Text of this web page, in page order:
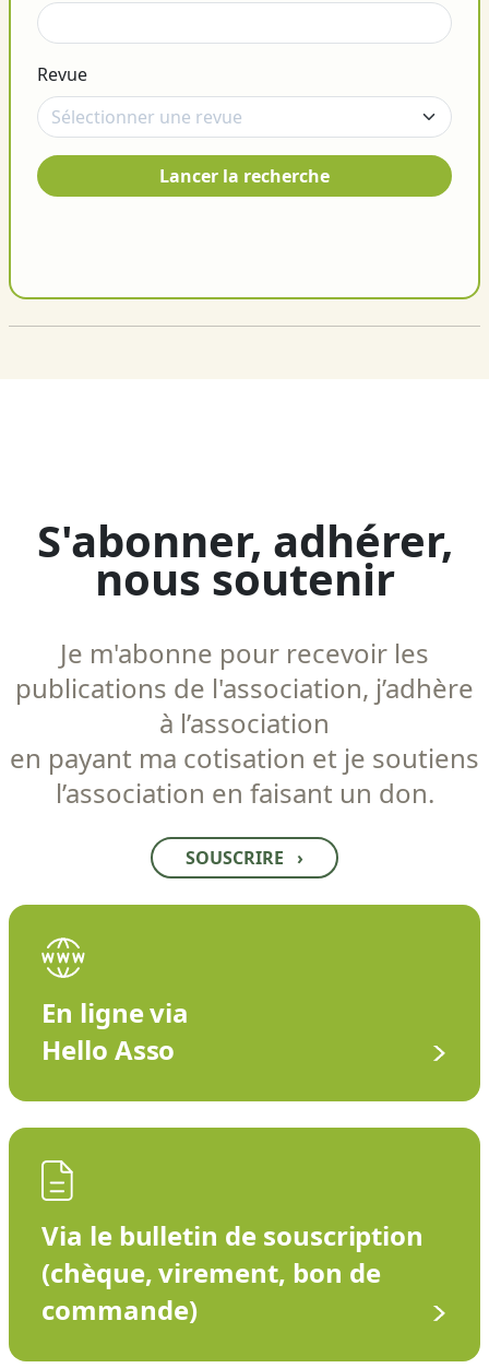
Revue
Lancer la recherche
S'abonner, adhérer,
nous soutenir
Je m'abonne pour recevoir les
publications de l'association, j’adhère
à l’association
en payant ma cotisation et je soutiens
l’association en faisant un don.
SOUSCRIRE ›
En ligne via
Hello Asso
Via le bulletin de souscription
(chèque, virement, bon de
commande)